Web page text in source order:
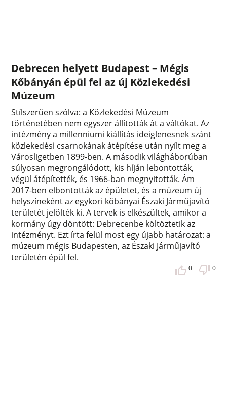
Debrecen helyett Budapest – Mégis
Kőbányán épül fel az új Közlekedési
Múzeum
Stílszerűen szólva: a Közlekedési Múzeum
történetében nem egyszer állították át a váltókat. Az
intézmény a millenniumi kiállítás ideiglenesnek szánt
közlekedési csarnokának átépítése után nyílt meg a
Városligetben 1899-ben. A második világháborúban
súlyosan megrongálódott, kis híján lebontották,
végül átépítették, és 1966-ban megnyitották. Ám
2017-ben elbontották az épületet, és a múzeum új
helyszíneként az egykori kőbányai Északi Járműjavító
területét jelölték ki. A tervek is elkészültek, amikor a
kormány úgy döntött: Debrecenbe költöztetik az
intézményt. Ezt írta felül most egy újabb határozat: a
múzeum mégis Budapesten, az Északi Járműjavító
területén épül fel.
0 0